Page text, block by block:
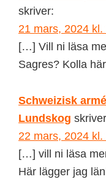
skriver:
21 mars, 2024 kl.
[…] Vill ni läsa
Sagres? Kolla
Schweizisk
Lundskog
22 mars, 2024 kl.
[…] vill ni läsa
Här lägger jag